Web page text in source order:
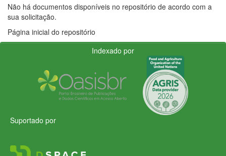
Não há documentos disponíveis no repositório de acordo com a
sua solicitação.
Página inicial do repositório
Indexado por
Suportado por